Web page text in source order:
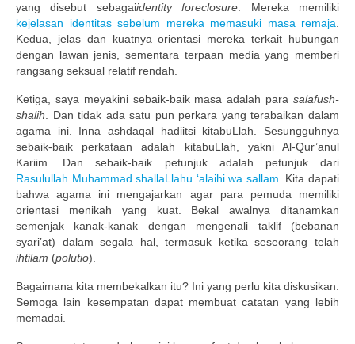
yang disebut sebagaiidentity foreclosure . Mereka memiliki
kejelasan identitas sebelum mereka memasuki masa remaja
Kedua, jelas dan kuatnya orientasi mereka terkait hubungan
dengan lawan jenis, sementara terpaan media yang memberi
rangsang seksual relatif rendah.
Ketiga, saya meyakini sebaik-baik masa adalah para salafush-
shalih . Dan tidak ada satu pun perkara yang terabaikan dalam
agama ini. Inna ashdaqal hadiitsi kitabuLlah. Sesungguhnya
sebaik-baik perkataan adalah kitabuLlah, yakni Al-Qur’anul
Kariim. Dan sebaik-baik petunjuk adalah petunjuk dari
Rasulullah Muhammad shallaLlahu ‘alaihi wa sallam . Kita dapati
bahwa agama ini mengajarkan agar para pemuda memiliki
orientasi menikah yang kuat. Bekal awalnya ditanamkan
semenjak kanak-kanak dengan mengenali taklif (bebanan
syari’at) dalam segala hal, termasuk ketika seseorang telah
ihtilam (polutio).
Bagaimana kita membekalkan itu? Ini yang perlu kita diskusikan.
Semoga lain kesempatan dapat membuat catatan yang lebih
memadai.